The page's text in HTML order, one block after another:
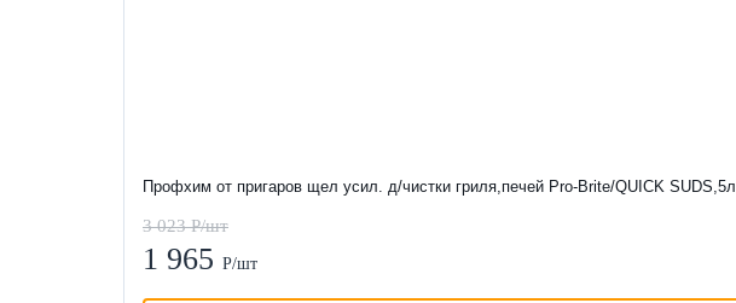
Профхим от пригаров щел усил. д/чистки гриля,печей Pro-Brite/QUICK SUDS,5л
3 023 Р/шт
1 965 Р/шт